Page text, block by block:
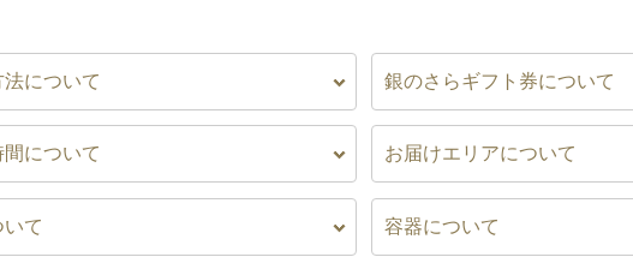
法について 銀のさらギフト券について
について お届けエリアについて
て 容器について